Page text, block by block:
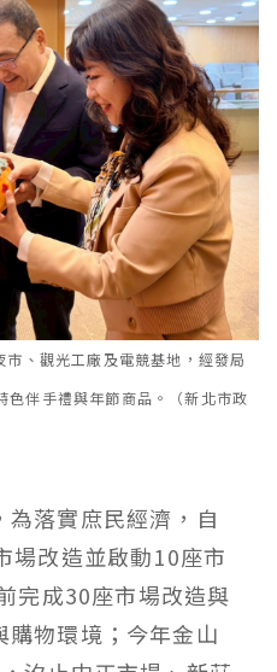
、觀光工廠及電競基地，經發局
色伴手禮與年節商品。（新北市政
為落實庶民經濟，自
場改造並啟動10座市
完成30座市場改造與
購物環境；今年金山